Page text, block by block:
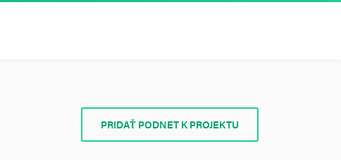
PRIDAŤ PODNET K PROJEKTU